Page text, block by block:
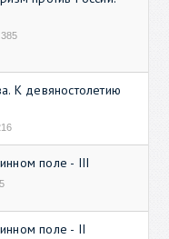
К девяностолетию
поле - III
поле - II